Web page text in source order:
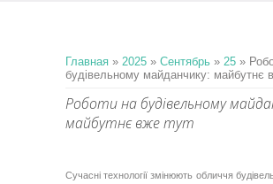
Главная » 2025 » Сентябрь » 25 »
будівельному майданчику: майбутнє
Роботи на будівельному
майбутнє вже тут
Сучасні технології змінюють обличчя